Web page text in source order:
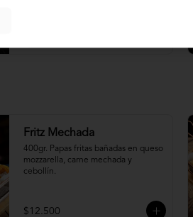
Fritz Mechada
400gr. Papas fritas bañadas en queso
mozzarella, carne mechada y
cebollín.
$12.500